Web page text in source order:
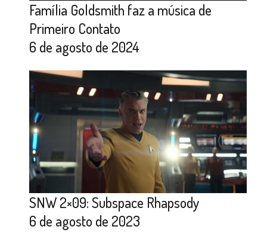
Família Goldsmith faz a música de
Primeiro Contato
6 de agosto de 2024
SNW 2×09: Subspace Rhapsody
6 de agosto de 2023